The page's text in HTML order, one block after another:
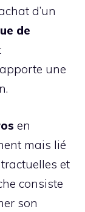
d’un
de
une
en
mais lié
et
consiste
son